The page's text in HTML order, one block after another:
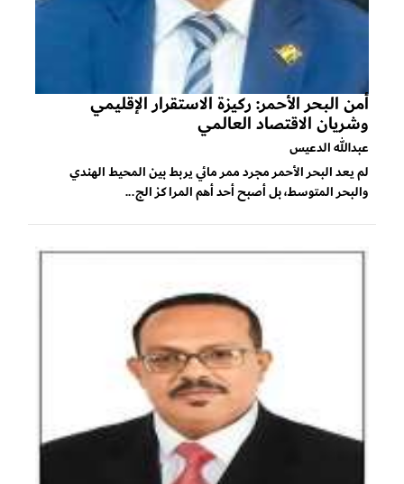
أمن البحر الأحمر: ركيزة الاستقرار الإقليمي
وشريان الاقتصاد العالمي
عبدالله الدعيس
لم يعد البحر الأحمر مجرد ممر مائي يربط بين المحيط الهندي
والبحر المتوسط، بل أصبح أحد أهم المراكز الج...